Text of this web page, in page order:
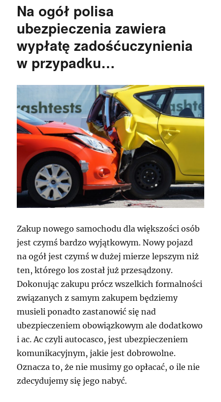
Na ogół polisa
ubezpieczenia zawiera
wypłatę zadośćuczynienia
w przypadku…
Zakup nowego samochodu dla większości osób
jest czymś bardzo wyjątkowym. Nowy pojazd
na ogół jest czymś w dużej mierze lepszym niż
ten, którego los został już przesądzony.
Dokonując zakupu prócz wszelkich formalności
związanych z samym zakupem będziemy
musieli ponadto zastanowić się nad
ubezpieczeniem obowiązkowym ale dodatkowo
i ac. Ac czyli autocasco, jest ubezpieczeniem
komunikacyjnym, jakie jest dobrowolne.
Oznacza to, że nie musimy go opłacać, o ile nie
zdecydujemy się jego nabyć.